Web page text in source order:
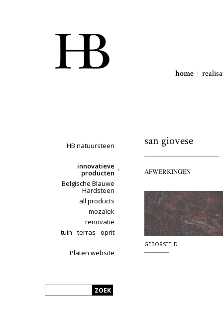
home
HB natuursteen
innovatieve
producten
Belgische Blauwe
Hardsteen
all products
mozaïek
renovatie
tuin - terras - oprit
Platen website
san giovese
AFWERKINGEN
GEBORSTELD